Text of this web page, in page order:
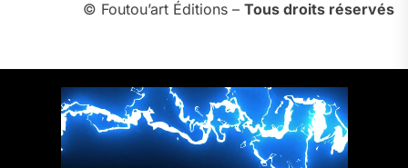
© Foutou’art Éditions – Tous droits réservés